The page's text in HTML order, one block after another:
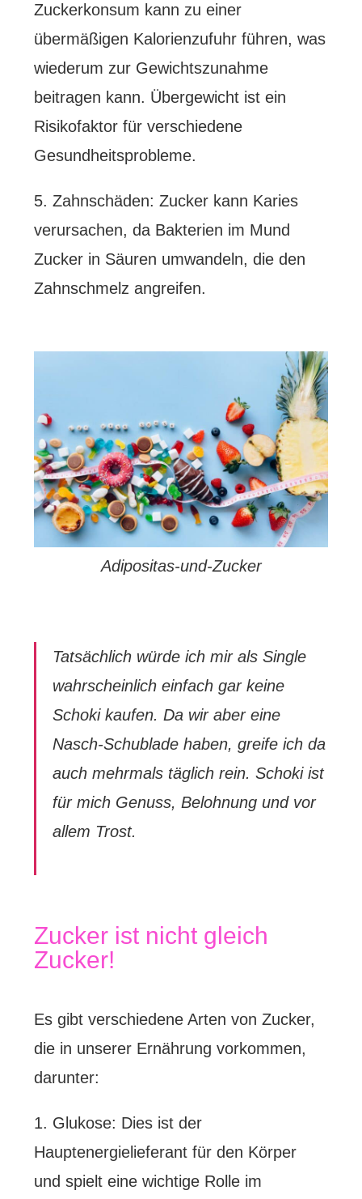
Zuckerkonsum kann zu einer
übermäßigen Kalorienzufuhr führen, was
wiederum zur Gewichtszunahme
beitragen kann. Übergewicht ist ein
Risikofaktor für verschiedene
Gesundheitsprobleme.
5. Zahnschäden: Zucker kann Karies
verursachen, da Bakterien im Mund
Zucker in Säuren umwandeln, die den
Zahnschmelz angreifen.
Adipositas-und-Zucker
Tatsächlich würde ich mir als Single
wahrscheinlich einfach gar keine
Schoki kaufen. Da wir aber eine
Nasch-Schublade haben, greife ich da
auch mehrmals täglich rein. Schoki ist
für mich Genuss, Belohnung und vor
allem Trost.
Zucker ist nicht gleich
Zucker!
Es gibt verschiedene Arten von Zucker,
die in unserer Ernährung vorkommen,
darunter:
1. Glukose: Dies ist der
Hauptenergielieferant für den Körper
und spielt eine wichtige Rolle im